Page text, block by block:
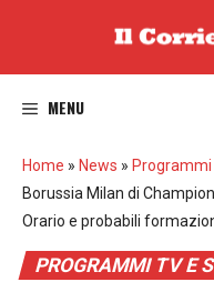
MENU
Home » News »
Borussia Milan di
Orario e probabili
PROGRAMMI TV E